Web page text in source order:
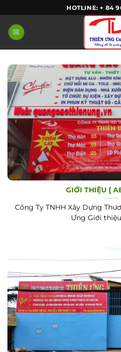
content
HOTLINE: + 84
GIỚI THIỆU [
Công Ty TNHH Xây Dựng
Ưng Giới